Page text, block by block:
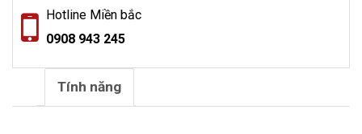
Hotline Miền bắc
0908 943 245
Tính năng